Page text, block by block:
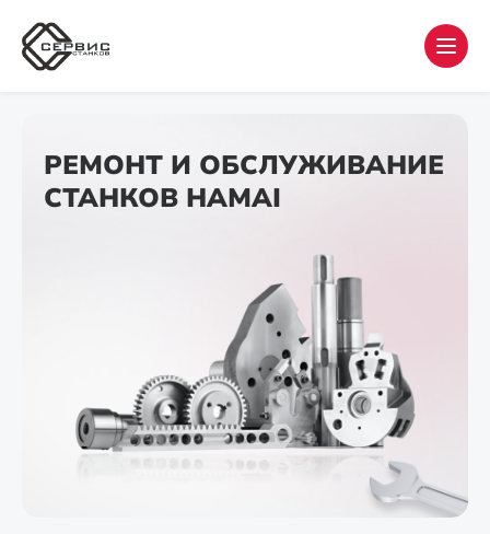
РЕМОНТ И ОБСЛУЖИВАНИЕ
СТАНКОВ HAMAI